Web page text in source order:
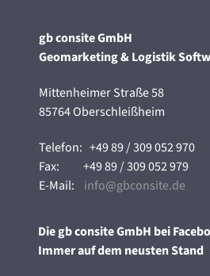
gb consite GmbH
Geomarketing & Logistik
Mittenheimer Straße 58
85764 Oberschleißheim
Telefon:+49 89 / 309 052 970
Fax:+49 89 / 309 052 979
E-Mail: info@gbconsite.de
Die gb consite GmbH bei
Immer auf dem neusten Stand